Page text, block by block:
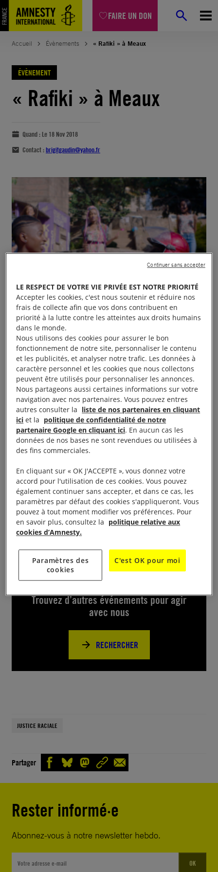
FAIRE UN DON
Accueil Évènements « Rafiki » à Meaux
ÉVÈNEMENT
« Rafiki » à Meaux
Quand : Le 18 Nov 2018
Contact :brigitgaudin@yahoo.fr
Projection exceptionnelle du FilmRAFIKIsuivie d’un
déba tavec un intervenant d’Amnesty International
Paris
Début de la séance 20h, Cinema UGC Le Majestic,
place Henri IV
Prix d’entrée : prix d’une place de cinéma
Près de chez vous
Trouvez d’autres événements pour agir
avec nous
RECHERCHER
JUSTICE RACIALE
Partager
Rester informé·e
Abonnez-vous à notre newsletter hebdo.
OK
LE RESPECT DE VOTRE VIE PRIVÉE EST NOTRE PRIORITÉ
Accepter les cookies, c'est nous soutenir et réduire nos
frais de collecte afin que vos dons contribuent en
priorité à la lutte contre les atteintes aux droits humains
dans le monde.
Nous utilisons des cookies pour assurer le bon
fonctionnement de notre site, personnaliser le contenu
et les publicités, et analyser notre trafic. Les données à
caractère personnel et les cookies que nous collectons
peuvent être utilisés pour personnaliser les annonces.
Nous partageons aussi certaines informations sur votre
navigation avec nos partenaires. Vous pouvez entres
autres consulter la liste de nos partenaires en cliquant
ici et la politique de confidentialité de notre
partenaire Google en cliquant ici. En aucun cas les
données de nos bases ne sont revendues ou utilisées à
des fins commerciales.
En cliquant sur « OK J'ACCEPTE », vous donnez votre
accord pour l'utilisation de ces cookies. Vous pouvez
également continuer sans accepter, et dans ce cas, les
paramètres par défaut des cookies s'appliqueront. Vous
pouvez à tout moment modifier vos préférences. Pour
en savoir plus, consultez la politique relative aux
cookies d’Amnesty.
Paramètres des
cookies
C'est OK pour moi
Continuer sans accepter